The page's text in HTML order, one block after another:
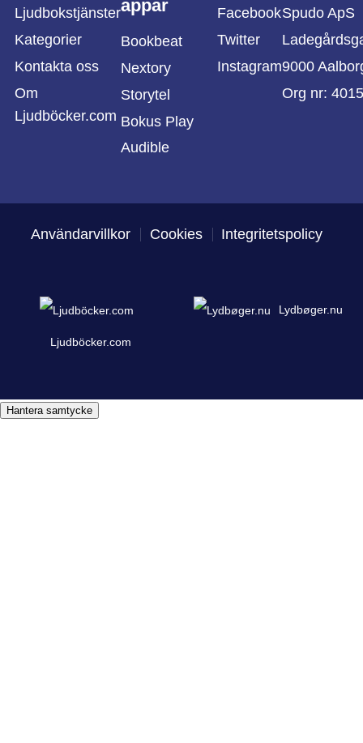
Ljudbokstjänster
Kategorier
Kontakta oss
Om
Ljudböcker.com
appar
Bookbeat
Nextory
Storytel
Bokus Play
Audible
Facebook
Twitter
Instagram
Spudo ApS
9000
Org nr:
Användarvillkor Cookies Integritetspolicy
Ljudböcker.com
Lydbøger.nu
Hantera samtycke